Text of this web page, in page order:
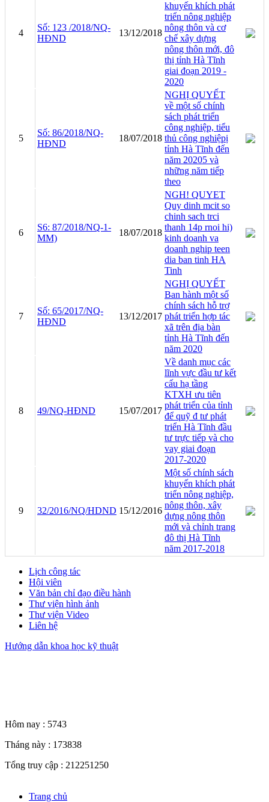
4
Số: 123 /2018/NQ-
HĐND
13/12/2018
khuyến khích phát
triển nông nghiệp
nông thôn và cơ
chế xây dựng
nông thôn mới, đô
thị tỉnh Hà Tĩnh
giai đoạn 2019 -
2020
5
Số: 86/2018/NQ-
HĐND
18/07/2018
NGHỊ QUYẾT
về một số chính
sách phát triển
công nghiệp, tiểu
thủ công nghiệpị
tỉnh Hà Tĩnh đến
năm 20205 và
những năm tiếp
theo
6
S6: 87/2018/NQ-1-
MM)
18/07/2018
NGH! QUYET
Quy dinh mcit so
chinh sach trci
thanh 14p rnoi hi)
kinh doanh va
doanh nghip teen
dia ban tinh HA
Tinh
7
Số: 65/2017/NQ-
HĐND
13/12/2017
NGHỊ QUYẾT
Ban hành một số
chính sách hỗ trợ
phát triển hợp tác
xã trên địa bàn
tỉnh Hà Tĩnh đến
năm 2020
8 49/NQ-HĐND 15/07/2017
Về danh mục các
lĩnh vực đầu tư kết
cấu hạ tầng
KTXH ưu tiên
phát triển của tỉnh
để quỹ đ tư phát
triển Hà Tĩnh đầu
tư trực tiếp và cho
vay giai đoạn
2017-2020
9 32/2016/NQ/HDND 15/12/2016
Một số chính sách
khuyến khích phát
triển nông nghiệp,
nông thôn, xây
dựng nông thôn
mới và chỉnh trang
đô thị Hà Tĩnh
năm 2017-2018
Lịch công tác
Hội viên
Văn bản chỉ đạo điều hành
Thư viện hình ảnh
Thư viện Video
Liên hệ
Hướng dẫn khoa học kỹ thuật
Hôm nay : 5743
Tháng này : 173838
Tổng truy cập : 212251250
Trang chủ